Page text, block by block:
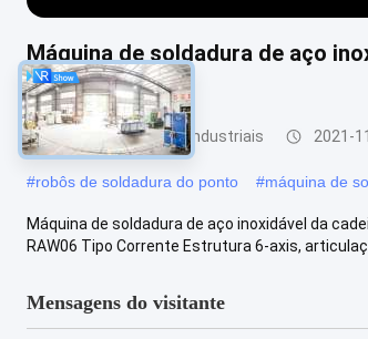
Máquina de soldadura de aço
soldadura
robôs de soldadura industriais 2021-
#robôs de soldadura do ponto #máquina de
Máquina de soldadura de aço inoxidável da
RAW06 Tipo Corrente Estrutura 6-axis,
Mensagens do visitante